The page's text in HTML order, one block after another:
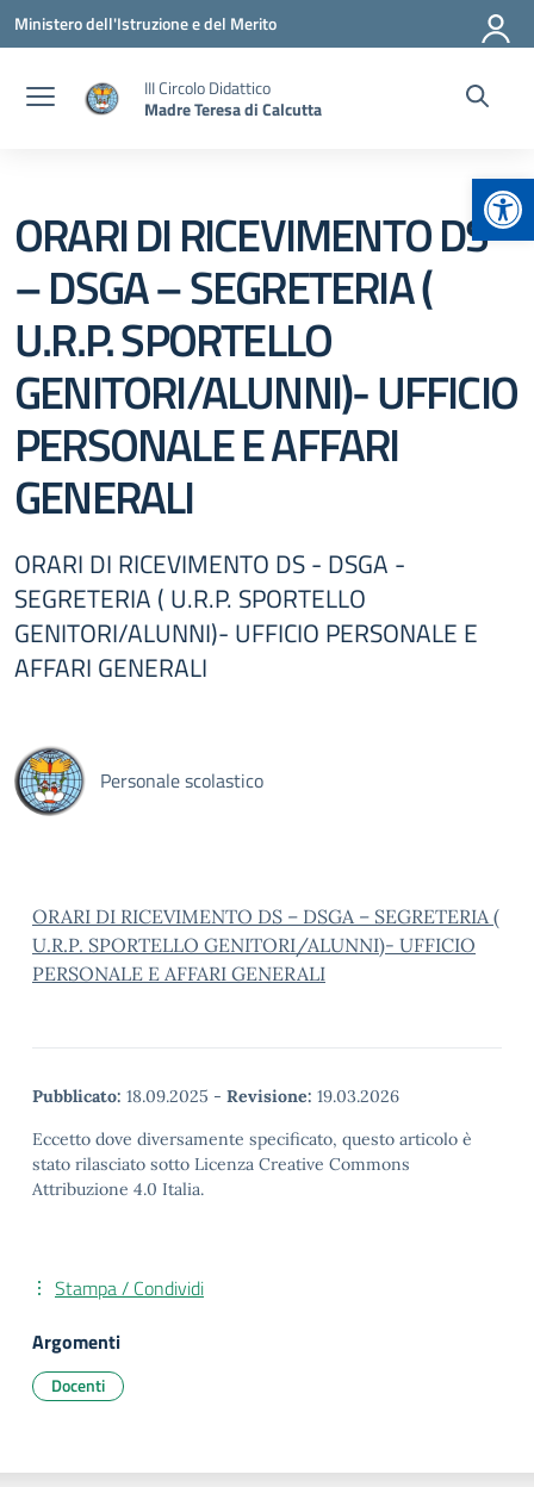
Vai ai contenuti
Vai al menu di navigazione
Vai al footer
Ministero dell'Istruzione e del Merito
III Circolo Didattico
Madre Teresa di Calcutta
ORARI DI RICEVIMENTO DS
– DSGA – SEGRETERIA (
U.R.P. SPORTELLO
GENITORI/ALUNNI)- UFFICIO
PERSONALE E AFFARI
GENERALI
ORARI DI RICEVIMENTO DS - DSGA -
SEGRETERIA ( U.R.P. SPORTELLO
GENITORI/ALUNNI)- UFFICIO PERSONALE E
AFFARI GENERALI
Personale scolastico
ORARI DI RICEVIMENTO DS – DSGA – SEGRETERIA (
U.R.P. SPORTELLO GENITORI/ALUNNI)- UFFICIO
PERSONALE E AFFARI GENERALI
Pubblicato: 18.09.2025 - Revisione: 19.03.2026
Eccetto dove diversamente specificato, questo articolo è
stato rilasciato sotto Licenza Creative Commons
Attribuzione 4.0 Italia.
Stampa / Condividi
Argomenti
Docenti